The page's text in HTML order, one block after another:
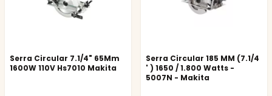
Serra Circular 7.1/4" 65Mm
1600W 110V Hs7010 Makita
Serra Circular 185 MM (7.1/4
' ) 1650 / 1.800 Watts -
5007N - Makita